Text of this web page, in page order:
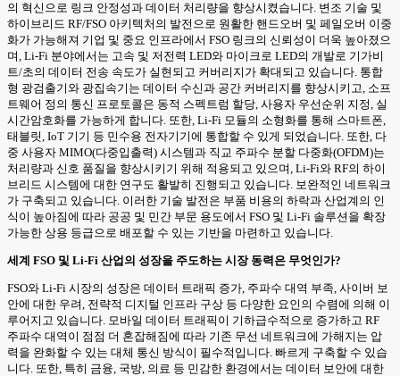
의 혁신으로 링크 안정성과 데이터 처리량을 향상시켰습니다. 변조 기술 및
하이브리드 RF/FSO 아키텍처의 발전으로 원활한 핸드오버 및 페일오버 이중
화가 가능해져 기업 및 중요 인프라에서 FSO 링크의 신뢰성이 더욱 높아졌으
며, Li-Fi 분야에서는 고속 및 저전력 LED와 마이크로 LED의 개발로 기가비
트/초의 데이터 전송 속도가 실현되고 커버리지가 확대되고 있습니다. 통합
형 광검출기와 광집속기는 데이터 수신과 공간 커버리지를 향상시키고, 소프
트웨어 정의 통신 프로토콜은 동적 스펙트럼 할당, 사용자 우선순위 지정, 실
시간암호화를 가능하게 합니다. 또한, Li-Fi 모듈의 소형화를 통해 스마트폰,
태블릿, IoT 기기 등 민수용 전자기기에 통합할 수 있게 되었습니다. 또한, 다
중 사용자 MIMO(다중입출력) 시스템과 직교 주파수 분할 다중화(OFDM)는
처리량과 신호 품질을 향상시키기 위해 적용되고 있으며, Li-Fi와 RF의 하이
브리드 시스템에 대한 연구도 활발히 진행되고 있습니다. 보완적인 네트워크
가 구축되고 있습니다. 이러한 기술 발전은 부품 비용의 하락과 산업계의 인
식이 높아짐에 따라 공공 및 민간 부문 용도에서 FSO 및 Li-Fi 솔루션을 확장
가능한 상용 등급으로 배포할 수 있는 기반을 마련하고 있습니다.
세계 FSO 및 Li-Fi 산업의 성장을 주도하는 시장 동력은 무엇인가?
FSO와 Li-Fi 시장의 성장은 데이터 트래픽 증가, 주파수 대역 부족, 사이버 보
안에 대한 우려, 전략적 디지털 인프라 구상 등 다양한 요인의 수렴에 의해 이
루어지고 있습니다. 모바일 데이터 트래픽이 기하급수적으로 증가하고 RF
주파수 대역이 점점 더 혼잡해짐에 따라 기존 무선 네트워크에 가해지는 압
력을 완화할 수 있는 대체 통신 방식이 필수적입니다. 빠르게 구축할 수 있습
니다. 또한, 특히 금융, 국방, 의료 등 민감한 환경에서는 데이터 보안에 대한